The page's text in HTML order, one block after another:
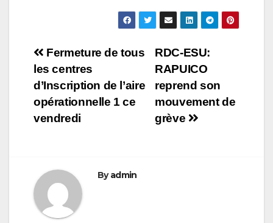
Navigation
de
l’article
RDC-ESU:
RAPUICO
reprend son
mouvement de
grève
Fermeture de tous
les centres
d’Inscription de l’aire
opérationnelle 1 ce
vendredi
Byadmin